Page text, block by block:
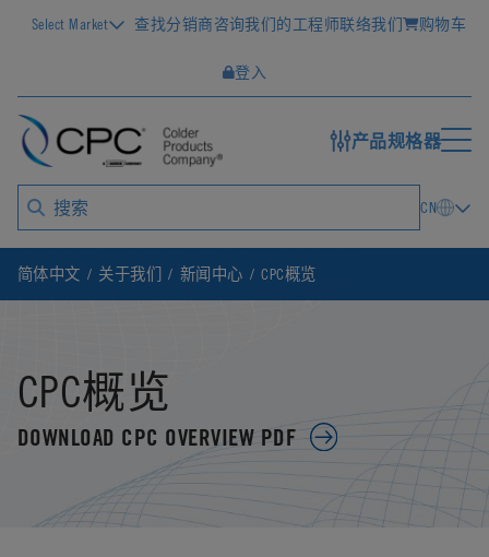
Select Market 查找分销商咨询我们的工程师联络我们 购物车
登入
产品规格器
CN
简体中文 关于我们 新闻中心 CPC概览
CPC概览
DOWNLOAD CPC OVERVIEW PDF